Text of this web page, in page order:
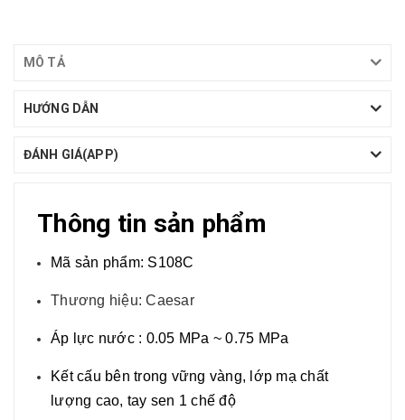
MÔ TẢ
HƯỚNG DẪN
ĐÁNH GIÁ(APP)
Thông tin sản phẩm
Mã sản phẩm: S108C
Thương hiệu: Caesar
Áp lực nước : 0.05 MPa ~ 0.75 MPa
Kết cấu bên trong vững vàng, lớp mạ chất
lượng cao, tay sen 1 chế độ